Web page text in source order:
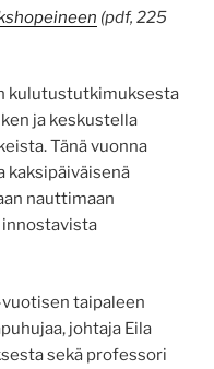
(pdf, 225
kulutustutkimuksesta
ja keskustella
Tänä vuonna
kaksipäiväisenä
nauttimaan
taipaleen
johtaja Eila
sekä professori